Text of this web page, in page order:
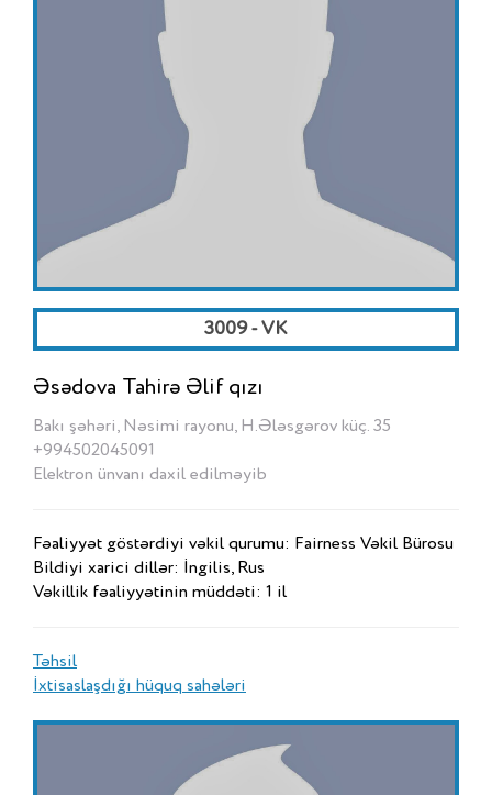
3009 - VK
Əsədova Tahirə Əlif qızı
Bakı şəhəri, Nəsimi rayonu, H.Ələsgərov küç. 35
+994502045091
Elektron ünvanı daxil edilməyib
Fəaliyyət göstərdiyi vəkil qurumu: Fairness Vəkil Bürosu
Bildiyi xarici dillər: İngilis, Rus
Vəkillik fəaliyyətinin müddəti: 1 il
Təhsil
İxtisaslaşdığı hüquq sahələri